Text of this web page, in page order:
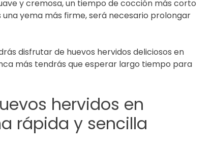
y cremosa, un tiempo de cocción más corto
una yema más firme, será necesario prolongar
disfrutar de huevos hervidos deliciosos en
más tendrás que esperar largo tiempo para
hervidos en
rápida y sencilla